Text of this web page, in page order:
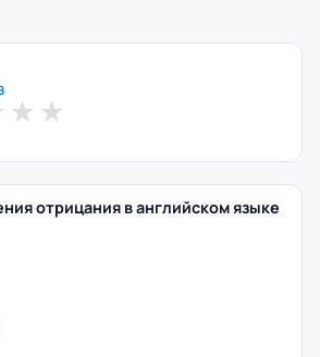
★ ★
отрицания в английском языке